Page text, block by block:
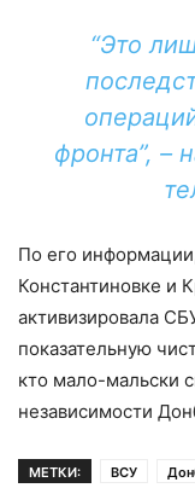
“Это
фронта”, –
По его
Константиновке и
активизировала
показательную
кто мало-мальски
независимости
МЕТКИ: ВСУ